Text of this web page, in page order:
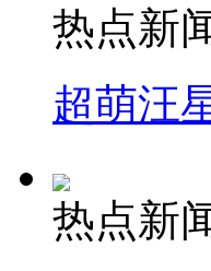
热点新
超萌汪
热点新